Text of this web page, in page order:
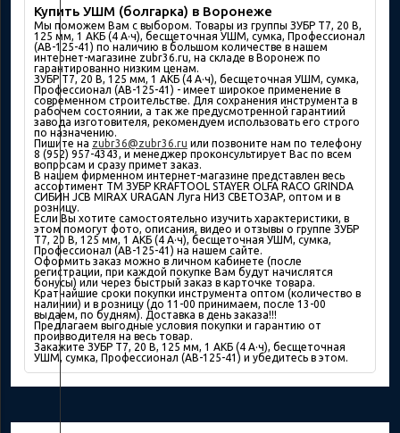
Купить УШМ (болгарка) в Воронеже
Мы поможем Вам с выбором. Товары из группы ЗУБР Т7, 20 В,
125 мм, 1 АКБ (4 А·ч), бесщеточная УШМ, сумка, Профессионал
(AB-125-41) по наличию в большом количествe в нашем
интернет-магазине zubr36.ru, на складе в Воронеж по
гарантированно низким ценам.
ЗУБР Т7, 20 В, 125 мм, 1 АКБ (4 А·ч), бесщеточная УШМ, сумка,
Профессионал (AB-125-41) - имеет широкое применение в
современном строительстве. Для сохранения инструмента в
рабочем состоянии, а так же предусмотренной гарантиий
завода изготовителя, рекомендуем использовать его строго
по назначению.
Пишите на zubr36@zubr36.ru или позвоните нам по телефону
8 (952) 957-4343, и менеджер проконсультирует Вас по всем
вопросам и сразу примет заказ.
В нашем фирменном интернет-магазине представлен весь
ассортимент ТМ ЗУБР KRAFTOOL STAYER OLFA RACO GRINDA
СИБИН JCB MIRAX URAGAN Луга НИЗ СВЕТОЗАР, оптом и в
розницу.
Если Вы хотите самостоятельно изучить характеристики, в
этом помогут фото, описания, видео и отзывы о группе ЗУБР
Т7, 20 В, 125 мм, 1 АКБ (4 А·ч), бесщеточная УШМ, сумка,
Профессионал (AB-125-41) на нашем сайте.
Оформить заказ можно в личном кабинете (после
регистрации, при каждой покупке Вам будут начислятся
бонусы) или через быстрый заказ в карточке товара.
Кратчайшие сроки покупки инструмента оптом (количество в
наличии) и в розницу (до 11-00 принимаем, после 13-00
выдаем, по будням). Доставка в день заказа!!!
Предлагаем выгодные условия покупки и гарантию от
производителя на весь товар.
Закажите ЗУБР Т7, 20 В, 125 мм, 1 АКБ (4 А·ч), бесщеточная
УШМ, сумка, Профессионал (AB-125-41) и убедитесь в этом.